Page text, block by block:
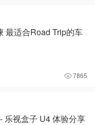
最适合Road Trip的车
7865
乐视盒子 U4 体验分享